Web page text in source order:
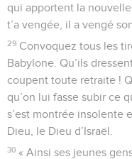
qui apportent la
t’a vengée, il a vengé
29 Convoquez tous les
Babylone. Qu’ils
coupent toute retraite !
qu’on lui fasse subir ce
s’est montrée insolente
Dieu, le Dieu d’Israël.
30 « Ainsi ses jeunes